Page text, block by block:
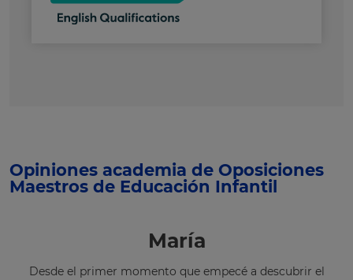
Opiniones academia de Oposiciones
Maestros de Educación Infantil
María
Desde el primer momento que empecé a descubrir el